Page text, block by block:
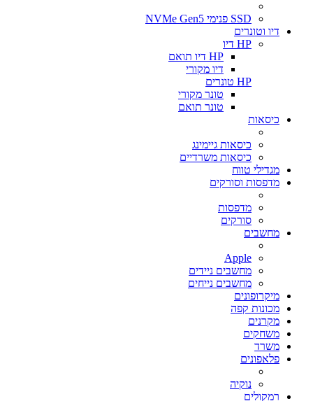
SSD פנימי NVMe Gen5
דיו וטונרים
HP דיו
HP דיו תואם
דיו מקורי
HP טונרים
טונר מקורי
טונר תואם
כיסאות
כיסאות גיימינג
כיסאות משרדיים
מגדילי טווח
מדפסות וסורקים
מדפסות
סורקים
מחשבים
Apple
מחשבים ניידים
מחשבים נייחים
מיקרופונים
מכונות קפה
מקרנים
משחקים
משרד
פלאפונים
נוקיה
רמקולים